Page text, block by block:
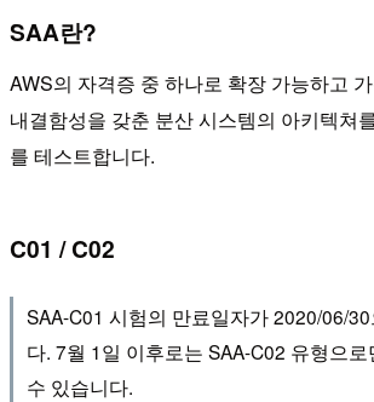
SAA란?
AWS의 자격증 중 하나로 확장 가능하고
내결함성을 갖춘 분산 시스템의 아키텍쳐
를 테스트합니다.
C01 / C02
SAA-C01 시험의 만료일자가 2020/06/
다. 7월 1일 이후로는 SAA-C02 유형으
수 있습니다.